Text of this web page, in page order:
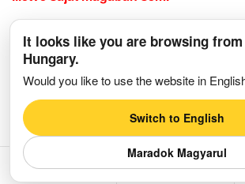
Minden jog fenntartva © 2026 walkingpaws.hu. A
Olvasni Menő Kft. | Adószám: 25948004-2-13 |
187200 | Adatvédelmi nyilvántartási azonosító:
It looks like you are browsing
Hungary.
Would you like to use the website in
Switch to English
Maradok Magyarul